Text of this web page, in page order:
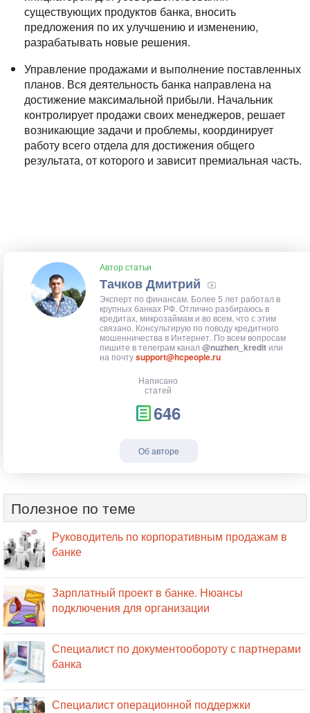
существующих продуктов банка, вносить
предложения по их улучшению и изменению,
разрабатывать новые решения.
Управление продажами и выполнение поставленных
планов. Вся деятельность банка направлена на
достижение максимальной прибыли. Начальник
контролирует продажи своих менеджеров, решает
возникающие задачи и проблемы, координирует
работу всего отдела для достижения общего
результата, от которого и зависит премиальная часть.
Автор статьи
Тачков Дмитрий
Эксперт по финансам. Более 5 лет работал в
крупных банках РФ. Отлично разбираюсь в
кредитах, микрозаймам и во всем, что с этим
связано. Консультирую по поводу кредитного
мошенничества в Интернет. По всем вопросам
пишите в телеграм канал @nuzhen_kredit или
на почтуsupport@hcpeople.ru
Написано
статей
646
Об авторе
Полезное по теме
Руководитель по корпоративным продажам в
банке
Зарплатный проект в банке. Нюансы
подключения для организации
Специалист по документообороту с партнерами
банка
Специалист операционной поддержки